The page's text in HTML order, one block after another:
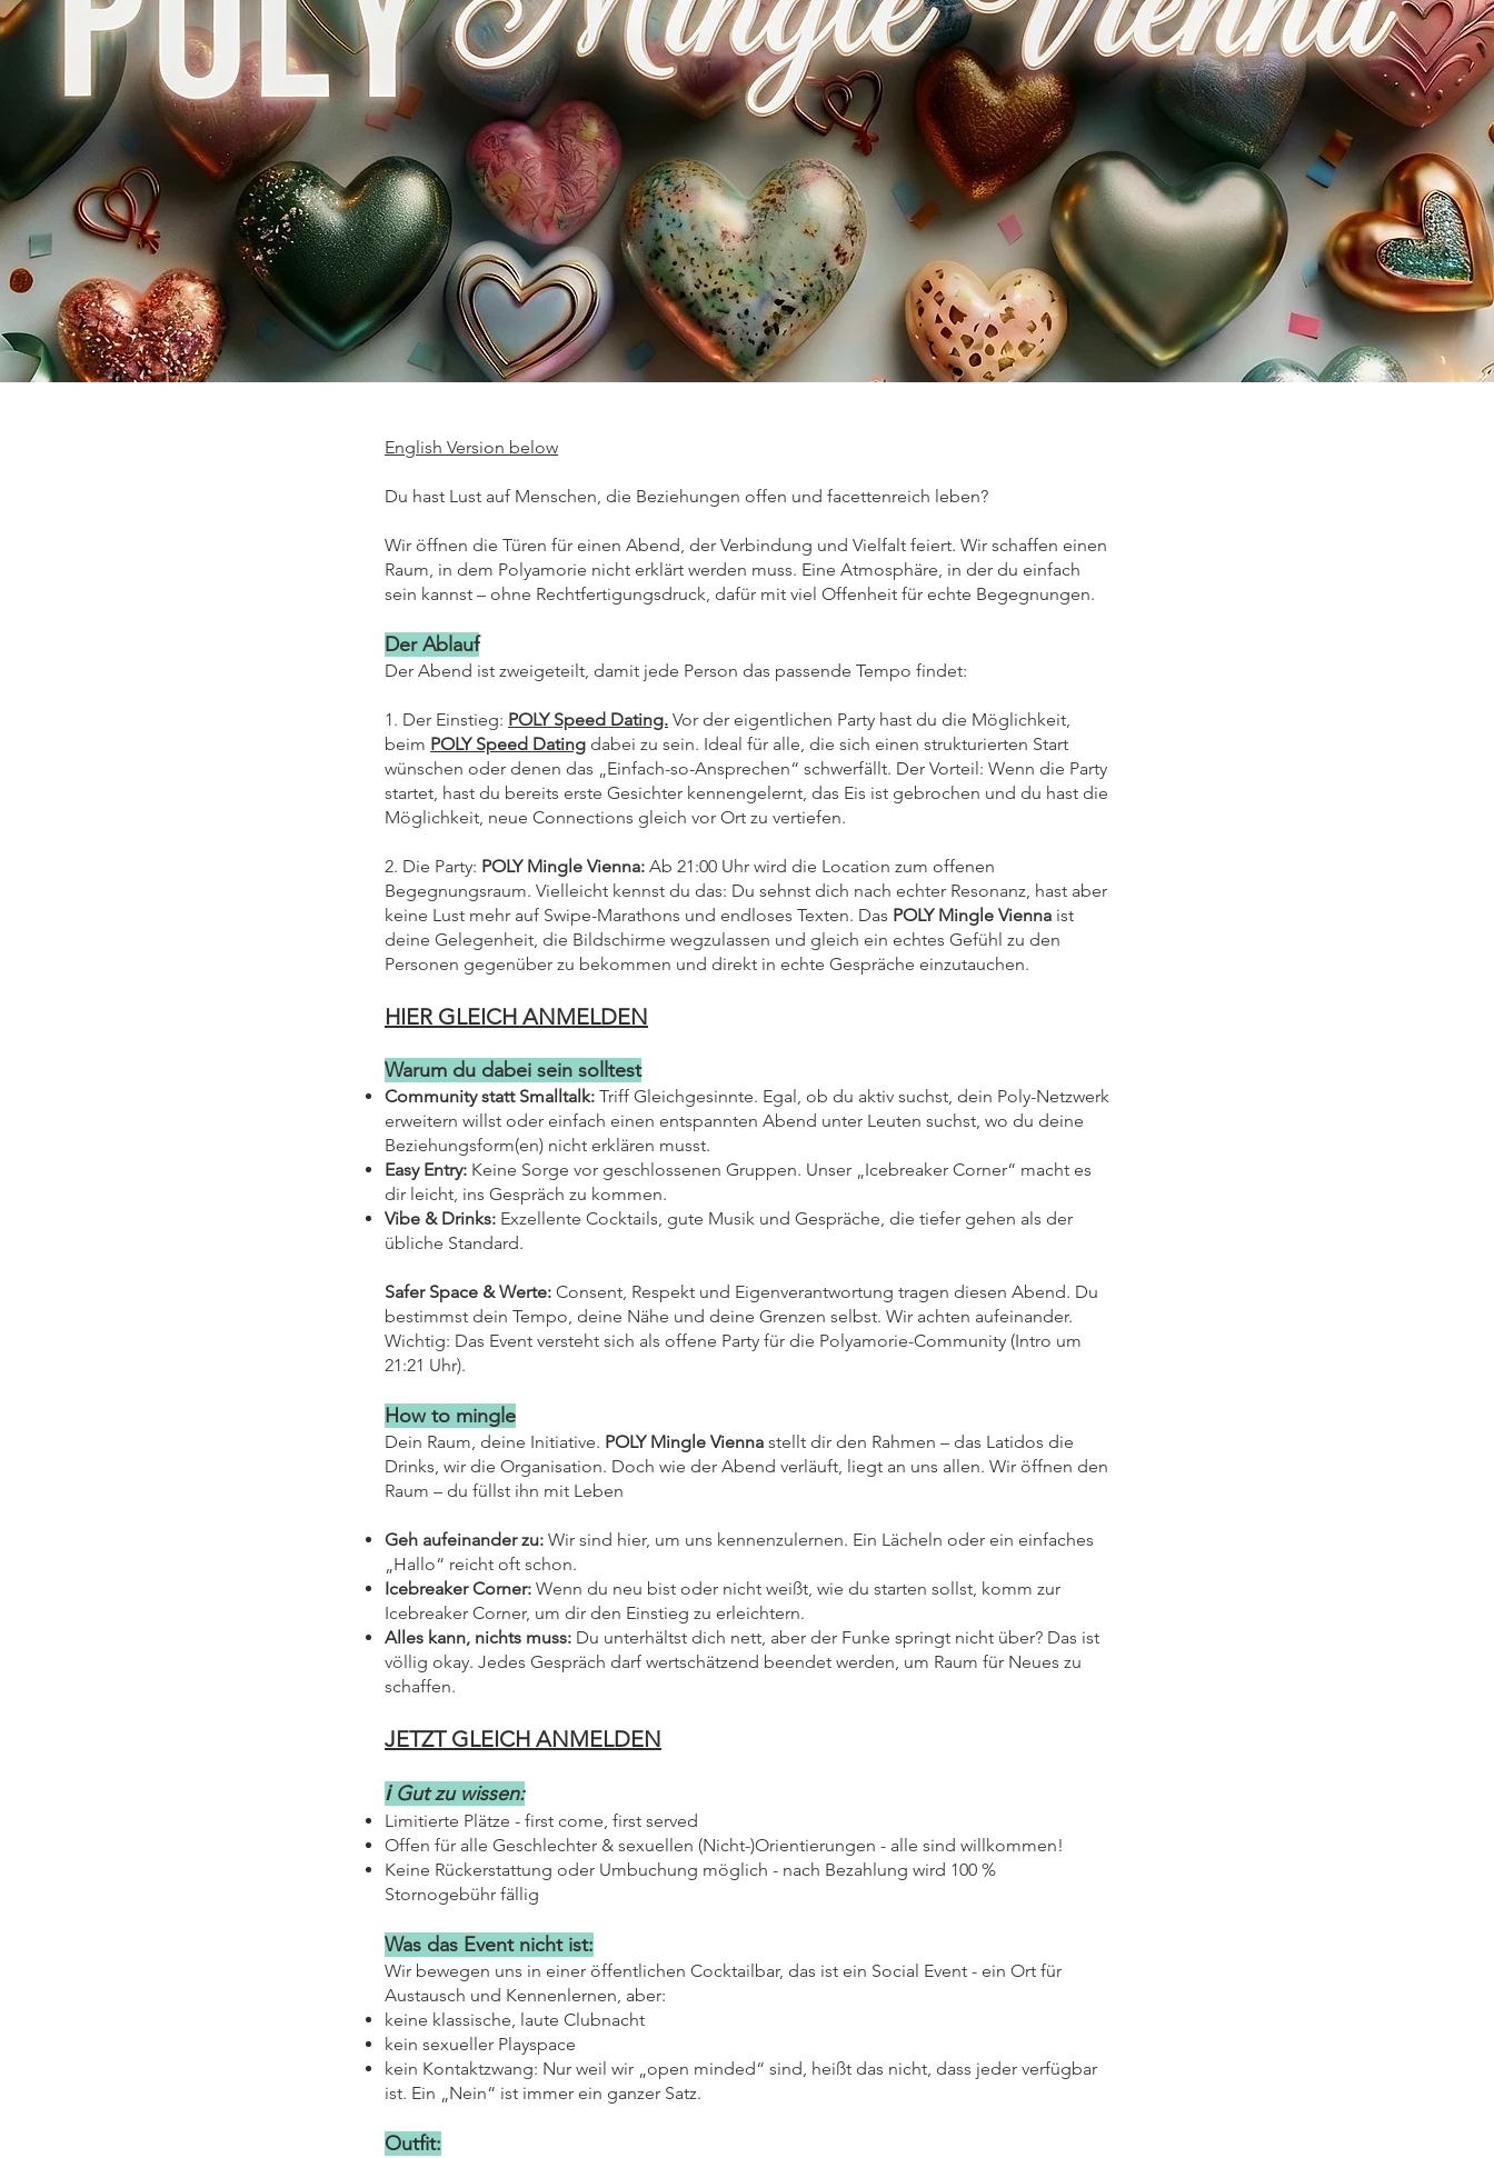
English Version below
Du hast Lust auf Menschen, die Beziehungen offen und facettenreich leben?
Wir öffnen die Türen für einen Abend, der Verbindung und Vielfalt feiert. Wir schaffen einen
Raum, in dem Polyamorie nicht erklärt werden muss. Eine Atmosphäre, in der du einfach
sein kannst – ohne Rechtfertigungsdruck, dafür mit viel Offenheit für echte Begegnungen.
Der Ablauf
Der Abend ist zweigeteilt, damit jede Person das passende Tempo findet:
1. Der Einstieg: POLY Speed Dating. Vor der eigentlichen Party hast du die Möglichkeit,
beim POLY Speed Dating dabei zu sein. Ideal für alle, die sich einen strukturierten Start
wünschen oder denen das „Einfach-so-Ansprechen“ schwerfällt. Der Vorteil: Wenn die Party
startet, hast du bereits erste Gesichter kennengelernt, das Eis ist gebrochen und du hast die
Möglichkeit, neue Connections gleich vor Ort zu vertiefen.
2. Die Party: POLY Mingle Vienna: Ab 21:00 Uhr wird die Location zum offenen
Begegnungsraum. Vielleicht kennst du das: Du sehnst dich nach echter Resonanz, hast aber
keine Lust mehr auf Swipe-Marathons und endloses Texten. Das POLY Mingle Vienna ist
deine Gelegenheit, die Bildschirme wegzulassen und gleich ein echtes Gefühl zu den
Personen gegenüber zu bekommen und direkt in echte Gespräche einzutauchen.
HIER GLEICH ANMELDEN
Warum du dabei sein solltest
Community statt Smalltalk: Triff Gleichgesinnte. Egal, ob du aktiv suchst, dein Poly-Netzwerk
erweitern willst oder einfach einen entspannten Abend unter Leuten suchst, wo du deine
Beziehungsform(en) nicht erklären musst.
Easy Entry: Keine Sorge vor geschlossenen Gruppen. Unser „Icebreaker Corner“ macht es
dir leicht, ins Gespräch zu kommen.
Vibe & Drinks: Exzellente Cocktails, gute Musik und Gespräche, die tiefer gehen als der
übliche Standard.
Safer Space & Werte: Consent, Respekt und Eigenverantwortung tragen diesen Abend. Du
bestimmst dein Tempo, deine Nähe und deine Grenzen selbst. Wir achten aufeinander.
Wichtig: Das Event versteht sich als offene Party für die Polyamorie-Community (Intro um
21:21 Uhr).
How to mingle
Dein Raum, deine Initiative. POLY Mingle Vienna stellt dir den Rahmen – das Latidos die
Drinks, wir die Organisation. Doch wie der Abend verläuft, liegt an uns allen. Wir öffnen den
Raum – du füllst ihn mit Leben
Geh aufeinander zu: Wir sind hier, um uns kennenzulernen. Ein Lächeln oder ein einfaches
„Hallo“ reicht oft schon.
Icebreaker Corner: Wenn du neu bist oder nicht weißt, wie du starten sollst, komm zur
Icebreaker Corner, um dir den Einstieg zu erleichtern.
Alles kann, nichts muss: Du unterhältst dich nett, aber der Funke springt nicht über? Das ist
völlig okay. Jedes Gespräch darf wertschätzend beendet werden, um Raum für Neues zu
schaffen.
JETZT GLEICH ANMELDEN
ℹ️ Gut zu wissen:
Limitierte Plätze - first come, first served
Offen für alle Geschlechter & sexuellen (Nicht-)Orientierungen - alle sind willkommen!
Keine Rückerstattung oder Umbuchung möglich - nach Bezahlung wird 100 %
Stornogebühr fällig
Was das Event nicht ist:
Wir bewegen uns in einer öffentlichen Cocktailbar, das ist ein Social Event - ein Ort für
Austausch und Kennenlernen, aber:
keine klassische, laute Clubnacht
kein sexueller Playspace
kein Kontaktzwang: Nur weil wir „open minded“ sind, heißt das nicht, dass jeder verfügbar
ist. Ein „Nein“ ist immer ein ganzer Satz.
Outfit: